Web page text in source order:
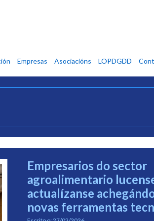
Empresas Asociacións LOPDGDD
Empresarios do sector
agroalimentario
actualízanse
novas ferramentas